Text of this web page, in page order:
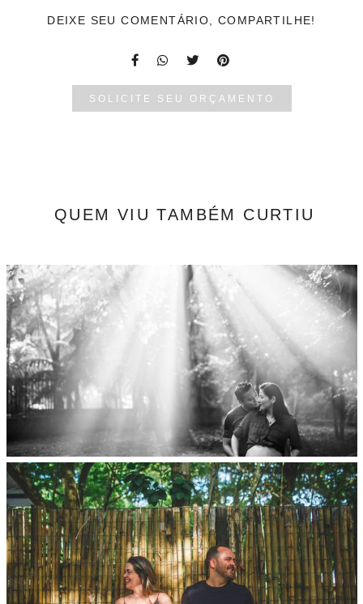
DEIXE SEU COMENTÁRIO, COMPARTILHE!
SOLICITE SEU ORÇAMENTO
QUEM VIU TAMBÉM CURTIU